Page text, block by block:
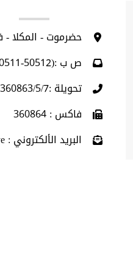
حضرموت - المكلا -
ص ب :(50512-50511)
تحويلة :360863/5/7 (009675)
فاكس : 360864
البريد الألكتروني : info@hu.edu.ye